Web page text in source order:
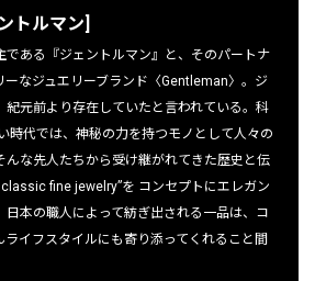
トルマン]
である『ジェントルマン』と、そのパートナ
ーなジュエリーブランド〈Gentleman〉。ジ
紀元前より存在していたと言われている。科
時代では、神秘の力を持つモノとして人々の
んな先人たちから受け継がれてきた歴史と伝
fine jewelry”を コンセプトにエレガン
日本の職人によって紡ぎ出される一品は、コ
ライフスタイルにも寄り添ってくれること間